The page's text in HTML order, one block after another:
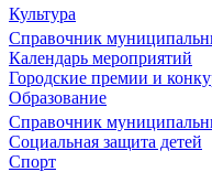
Культура
Справочник
Календарь мероприятий
Городские премии и
Образование
Справочник
Социальная защита детей
Спорт